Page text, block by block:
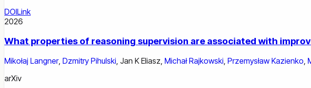
DOILink
2026
What properties of reasoning supervision are associated with
Mikołaj Langner, Dzmitry Pihulski Jan K Eliasz Michał Rajkowski Przemysław Kazienko
arXiv